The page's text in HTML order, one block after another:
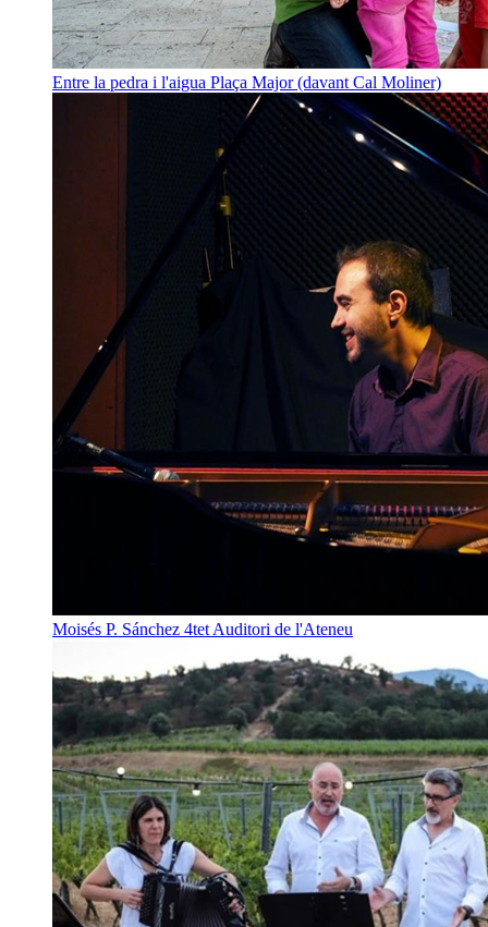
Entre la pedra i l'aigua Plaça Major (davant Cal Moliner)
Moisés P. Sánchez 4tet Auditori de l'Ateneu